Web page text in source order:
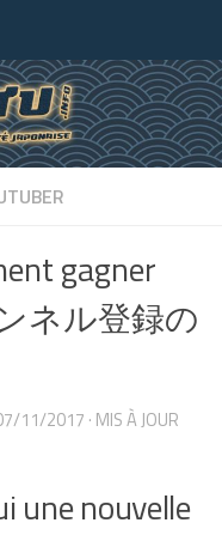
gagner
ネル登録の
11/2017 · MIS À JOUR
une nouvelle